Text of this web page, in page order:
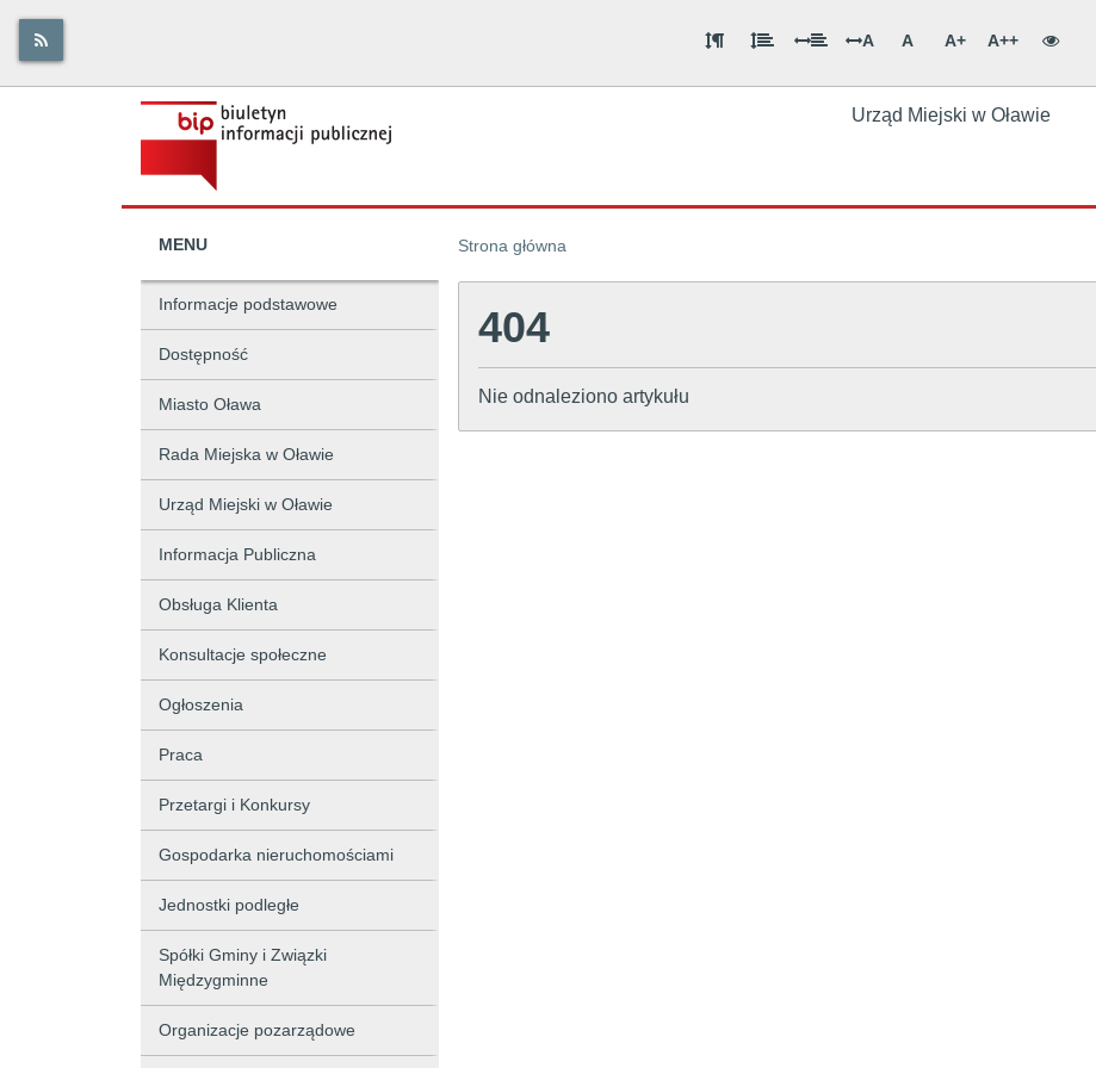
A A A+ A++
Urząd Miejski w Oławie
MENU
Informacje podstawowe
Dostępność
Miasto Oława
Rada Miejska w Oławie
Urząd Miejski w Oławie
Informacja Publiczna
Obsługa Klienta
Konsultacje społeczne
Ogłoszenia
Praca
Przetargi i Konkursy
Gospodarka nieruchomościami
Jednostki podległe
Spółki Gminy i Związki
Międzygminne
Organizacje pozarządowe
Strona główna
404
Nie odnaleziono artykułu